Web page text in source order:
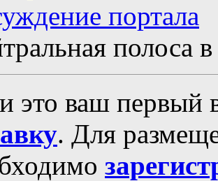
портала
полоса в
это ваш первый
. Для